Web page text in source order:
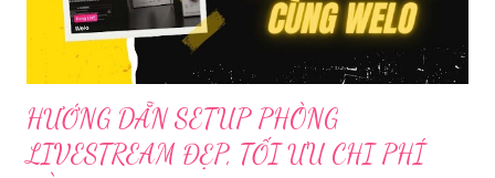
mềm sẽ giúp bu...
HƯỚNG DẪN SETUP PHÒNG
LIVESTREAM ĐẸP, TỐI ƯU CHI PHÍ